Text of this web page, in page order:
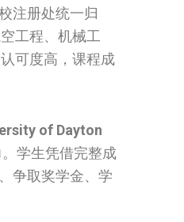
注册处统一归
工程、机械工
可度高，课程成
of Dayton
学生凭借完整成
争取奖学金、学